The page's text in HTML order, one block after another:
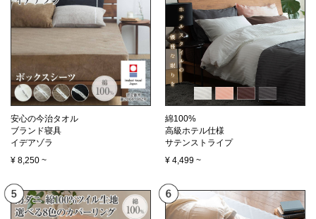
安心の今治タオル
ブランド寝具
イデアゾラ
¥ 8,250 ~
綿100%
高級ホテル仕様
サテンストライプ
¥ 4,499 ~